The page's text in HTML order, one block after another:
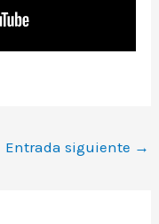
Entrada siguiente →